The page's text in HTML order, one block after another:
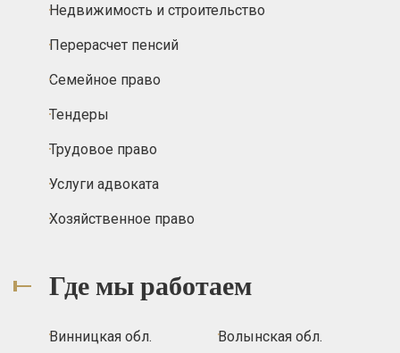
Недвижимость и строительство
Перерасчет пенсий
Семейное право
Тендеры
Трудовое право
Услуги адвоката
Хозяйственное право
Где мы работаем
Винницкая обл. Волынская обл.